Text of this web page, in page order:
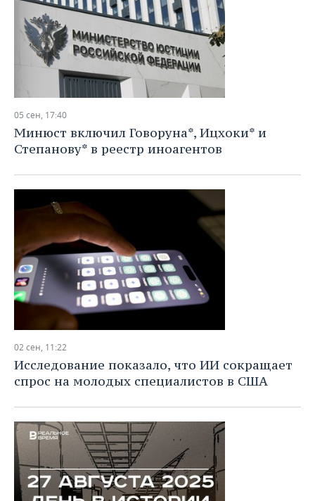
05 сен, 17:40
Минюст включил Говоруна*, Ицхоки* и
Степанову* в реестр иноагентов
02 сен, 11:22
Исследование показало, что ИИ сокращает
спрос на молодых специалистов в США